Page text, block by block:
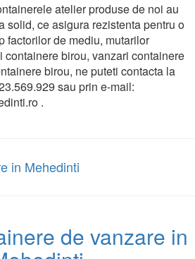
atelier produse de noi au
solid, ce asigura rezistenta pentru o
factorilor de mediu, mutarilor
containere birou, vanzari containere
birou, ne puteti contacta la
sau prin e-mail:
.
in Mehedinti
de vanzare in